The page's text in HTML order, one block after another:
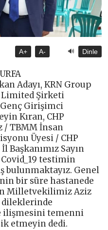
A+ A- 🔊 Dinle
Adayı, KRN Group
Limited Şirketi
Girişimci
Kıran, CHP
TBMM İnsan
Üyesi / CHP
Başkanımız Sayın
Covid_19 testimin
bulunmaktayız. Genel
bir süre hastanede
Milletvekilimiz Aziz
dileklerinde
ilişmesini temenni
etmeyin dedi.